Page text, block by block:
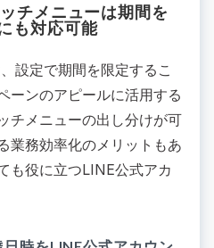
チメニューは期間を
も対応可能
設定で期間を限定するこ
ーンのアピールに活用する
チメニューの出し分けが可
業務効率化のメリットもあ
も役に立つLINE公式アカ